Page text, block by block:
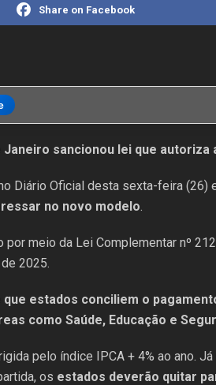
Share on Facebook
sancionou lei que
Diário Oficial desta sexta-feira (26)
no novo modelo.
meio da Lei Complementar nº
2025.
estados conciliem o
como Saúde, Educação e
pelo índice IPCA + 4% ao ano.
os estados deverão quitar